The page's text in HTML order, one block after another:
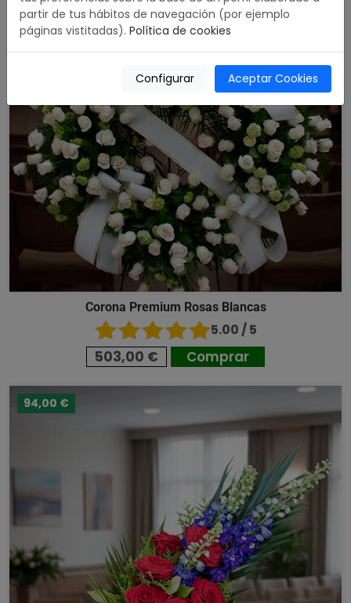
Corona Premium Rosas Blancas
5.00 / 5
503,00 € Comprar
94,00 €
partir de tus hábitos de navegación (por ejemplo
páginas vistitadas). Política de cookies
Configurar Aceptar Cookies